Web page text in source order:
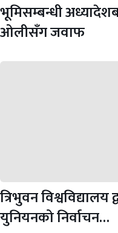
भूमिसम्बन्धी
ओलीसँग जवाफ
त्रिभुवन विश्वविद्यालय
युनियनको निर्वाचन…